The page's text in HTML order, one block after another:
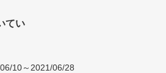
てい
10～2021/06/28